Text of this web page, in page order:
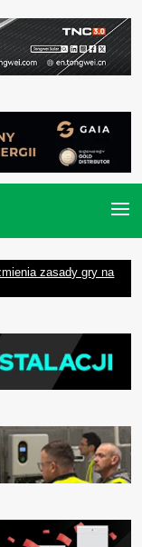
zasady gry na